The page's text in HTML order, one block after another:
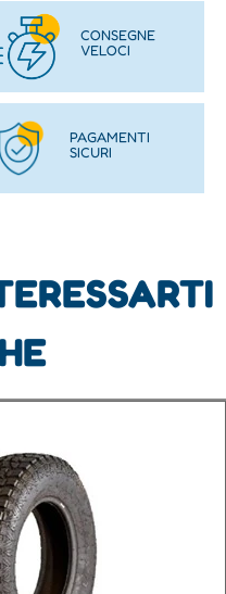
CONSEGNE
VELOCI
PAGAMENTI
SICURI